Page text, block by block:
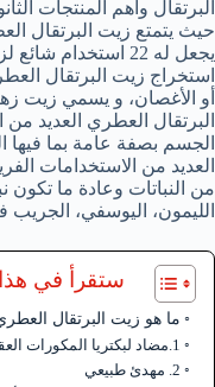
البرتقال وأهم المنتجات
حيث يتمتع زيت البرتقال
يجعل له 22
استخراج زيت البرتقال
أو الأغصان، و يسمي زيت
البرتقال العطري العديد من
الجسم بصفة عامة بما فيها
العديد من الاستخدامات
من النباتات وعادة ما تكون
الليمون، اليوسفي،
ستقرأ في
ما هو زيت البرتقال
1.مضاد لبكتريا المكورات العقدية
2. مهدئ طبيعي